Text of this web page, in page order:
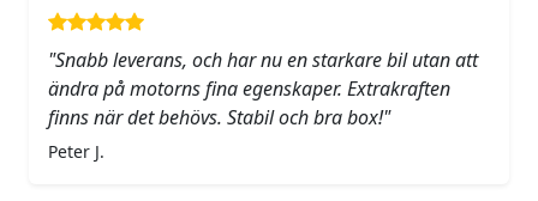
"Snabb leverans, och har nu en starkare bil utan att
ändra på motorns fina egenskaper. Extrakraften
finns när det behövs. Stabil och bra box!"
Peter J.